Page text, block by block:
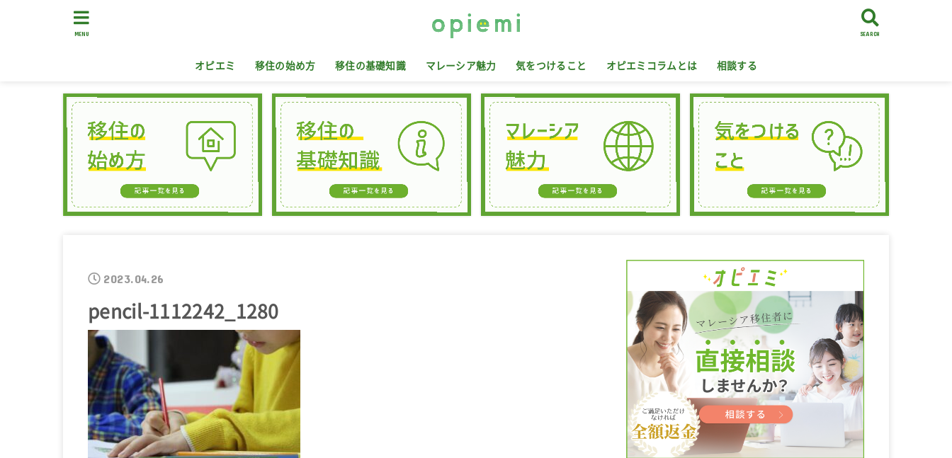
オピエミ 移住の始め方 移住の基礎知識 マレーシア魅力 気をつけること オピエミコラムとは 相談する
SEARCH
MENU
2023.04.26
pencil-1112242_1280